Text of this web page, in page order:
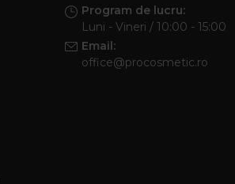
Program de lucru:
Luni - Vineri / 10:00 - 15:00
Email:
office@procosmetic.ro